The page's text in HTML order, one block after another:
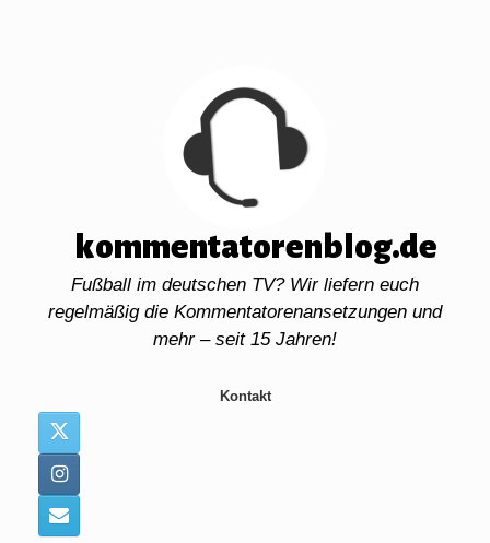
kommentatorenblog.de
Fußball im deutschen TV? Wir liefern euch
regelmäßig die Kommentatorenansetzungen und
mehr – seit 15 Jahren!
Kontakt